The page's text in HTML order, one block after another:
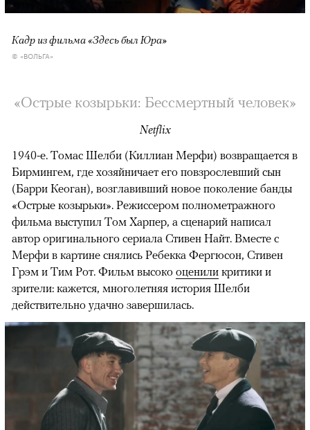
Кадр из фильма «Здесь был Юра»
© «ВОЛЬГА»
«Острые козырьки: Бессмертный человек»
Netflix
1940-е. Томас Шелби (Киллиан Мерфи) возвращается в
Бирмингем, где хозяйничает его повзрослевший сын
(Барри Кеоган), возглавивший новое поколение банды
«Острые козырьки». Режиссером полнометражного
фильма выступил Том Харпер, а сценарий написал
автор оригинального сериала Стивен Найт. Вместе с
Мерфи в картине снялись Ребекка Фергюсон, Стивен
Грэм и Тим Рот. Фильм высоко оценили критики и
зрители: кажется, многолетняя история Шелби
действительно удачно завершилась.